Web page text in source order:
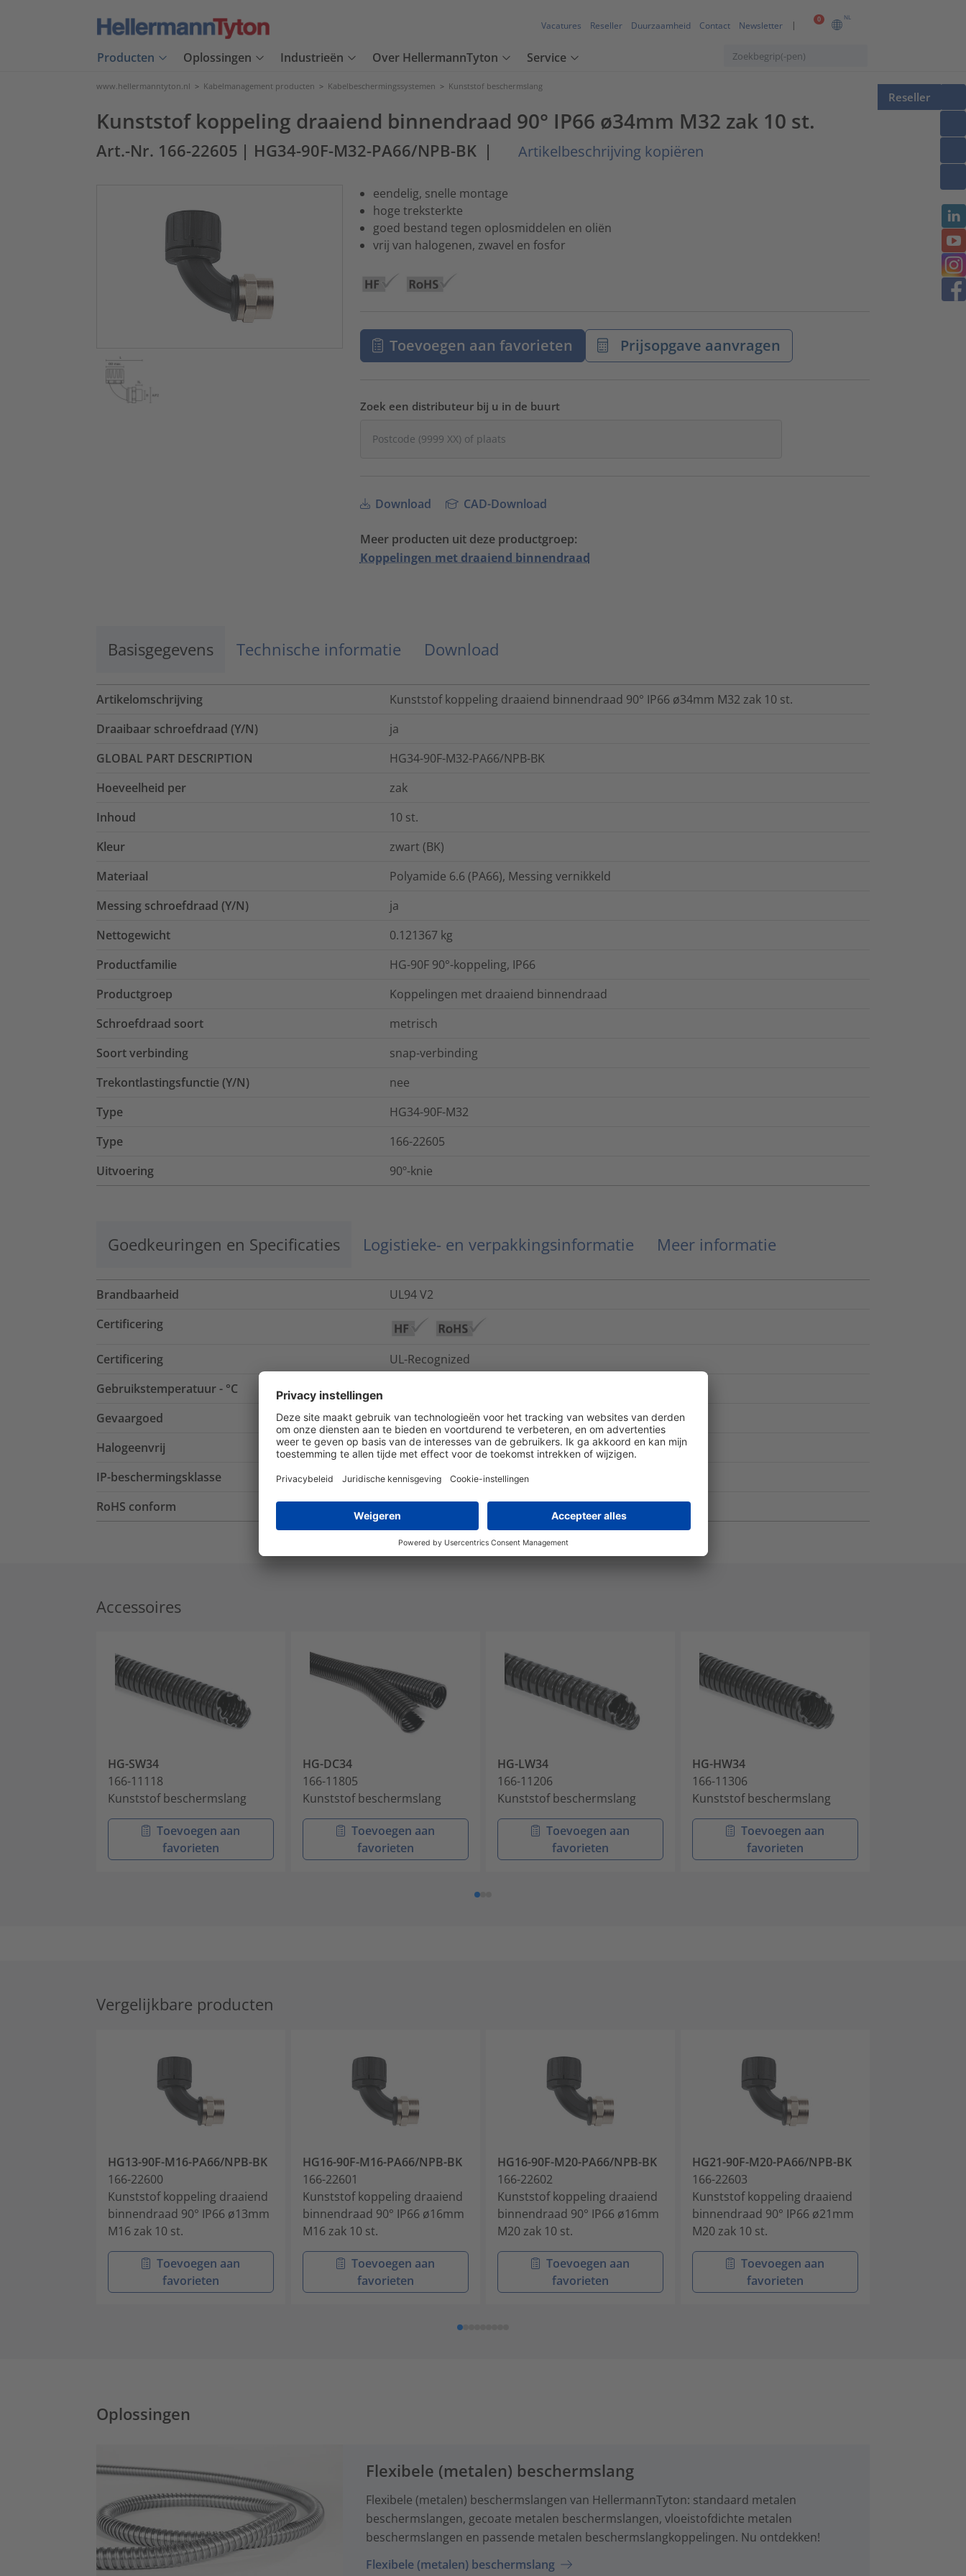
0 NL
Vacatures Reseller Duurzaamheid Contact Newsletter
Producten Oplossingen Industrieën Over HellermannTyton Service
Reseller
www.hellermanntyton.nl > Kabelmanagement producten > Kabelbeschermingssystemen > Kunststof beschermslang
Kunststof koppeling draaiend binnendraad 90° IP66 ø34mm M32 zak 10 st.
Art.-Nr. 166-22605 | HG34-90F-M32-PA66/NPB-BK | Artikelbeschrijving kopiëren
eendelig, snelle montage
hoge treksterkte
goed bestand tegen oplosmiddelen en oliën
vrij van halogenen, zwavel en fosfor
Toevoegen aan favorieten Prijsopgave aanvragen
Zoek een distributeur bij u in de buurt
Download CAD-Download
Meer producten uit deze productgroep:
Koppelingen met draaiend binnendraad
Basisgegevens Technische informatie Download
Artikelomschrijving
Kunststof koppeling draaiend binnendraad 90° IP66 ø34mm M32 zak 10 st.
Draaibaar schroefdraad (Y/N)
ja
GLOBAL PART DESCRIPTION
HG34-90F-M32-PA66/NPB-BK
Hoeveelheid per
zak
Inhoud
10 st.
Kleur
zwart (BK)
Materiaal
Polyamide 6.6 (PA66), Messing vernikkeld
Messing schroefdraad (Y/N)
ja
Nettogewicht
0.121367 kg
Productfamilie
HG-90F 90°-koppeling, IP66
Productgroep
Koppelingen met draaiend binnendraad
Schroefdraad soort
metrisch
Soort verbinding
snap-verbinding
Trekontlastingsfunctie (Y/N)
nee
Type
HG34-90F-M32
Type
166-22605
Uitvoering
90º-knie
Goedkeuringen en Specificaties Logistieke- en verpakkingsinformatie Meer informatie
Brandbaarheid
UL94 V2
Certificering
Certificering
UL-Recognized
Gebruikstemperatuur - °C
Gevaargoed
nee
Halogeenvrij
ja
IP-beschermingsklasse
IP66
RoHS conform
ja
Accessoires
HG-SW34
166-11118
Kunststof beschermslang
Toevoegen aan
favorieten
HG-DC34
166-11805
Kunststof beschermslang
Toevoegen aan
favorieten
HG-LW34
166-11206
Kunststof beschermslang
Toevoegen aan
favorieten
HG-HW34
166-11306
Kunststof beschermslang
Toevoegen aan
favorieten
Vergelijkbare producten
HG13-90F-M16-PA66/NPB-BK
166-22600
Kunststof koppeling draaiend
binnendraad 90° IP66 ø13mm
M16 zak 10 st.
Toevoegen aan
favorieten
HG16-90F-M16-PA66/NPB-BK
166-22601
Kunststof koppeling draaiend
binnendraad 90° IP66 ø16mm
M16 zak 10 st.
Toevoegen aan
favorieten
HG16-90F-M20-PA66/NPB-BK
166-22602
Kunststof koppeling draaiend
binnendraad 90° IP66 ø16mm
M20 zak 10 st.
Toevoegen aan
favorieten
HG21-90F-M20-PA66/NPB-BK
166-22603
Kunststof koppeling draaiend
binnendraad 90° IP66 ø21mm
M20 zak 10 st.
Toevoegen aan
favorieten
Oplossingen
Flexibele (metalen) beschermslang
Flexibele (metalen) beschermslangen van HellermannTyton: standaard metalen
beschermslangen, gecoate metalen beschermslangen, vloeistofdichte metalen
beschermslangen en passende metalen beschermslangkoppelingen. Nu ontdekken!
Flexibele (metalen) beschermslang